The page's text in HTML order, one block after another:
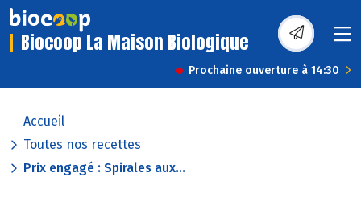
Biocoop La Maison Biologique
Prochaine ouverture à 14:30
Accueil
Toutes nos recettes
Prix engagé : Spirales aux...